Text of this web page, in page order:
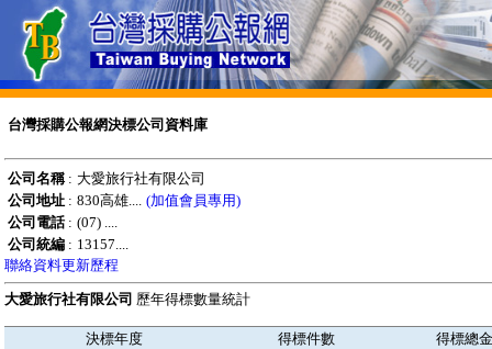
台灣採購公報網決標公司資料庫
公司名稱: 大愛旅行社有限公司
公司地址 : 830高雄.... (加值會員專用)
公司電話: (07) ....
公司統編 : 13157....
聯絡資料更新歷程
大愛旅行社有限公司 歷年得標數量統計
決標年度 得標件數
得標總